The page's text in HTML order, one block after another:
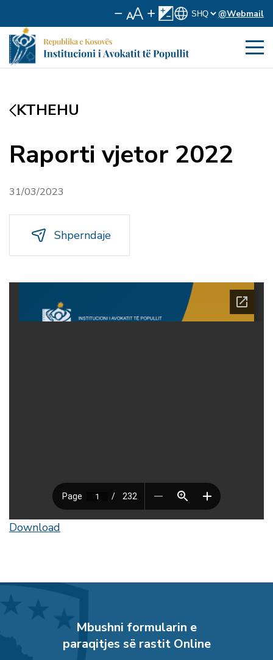
@Webmail
KTHEHU
Raporti vjetor 2022
31/03/2023
Shperndaje
Download
Mbushni formularin e
paraqitjes së rastit Online